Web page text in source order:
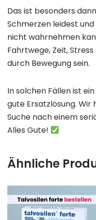
Das ist besonders
Schmerzen leidest
nicht wahrnehmen
Fahrtwege, Zeit,
durch Bewegung sein.
In solchen Fällen ist ein
gute Ersatzlösung.
Suche nach einem
Alles Gute!
Ähnliche